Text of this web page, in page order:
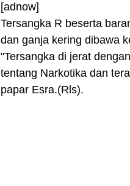
[adnow]
Tersangka R beserta
dan ganja kering dibawa
"Tersangka di jerat
tentang Narkotika dan
papar Esra.(Rls).